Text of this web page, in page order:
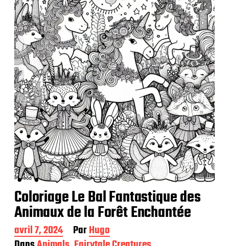
Coloriage Le Bal Fantastique des
Animaux de la Forêt Enchantée
D
a
avril 7, 2024 ParHugo